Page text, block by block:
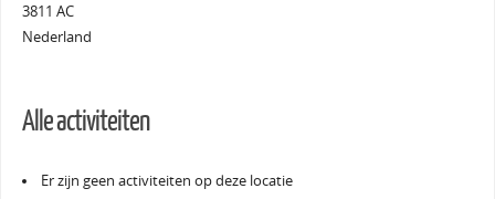
3811 AC
Nederland
Alle activiteiten
Er zijn geen activiteiten op deze locatie